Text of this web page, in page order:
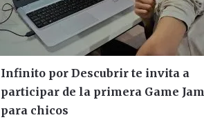
Infinito por Descubrir te invita a
participar de la primera Game Jam
para chicos